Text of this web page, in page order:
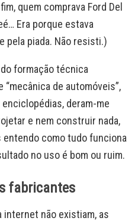
quem comprava Ford Del
Era porque estava
pela piada. Não resisti.)
formação técnica
de automóveis”,
deram-me
e nem construir nada,
entendo como tudo funciona
no uso é bom ou ruim.
fabricantes
internet não existiam, as